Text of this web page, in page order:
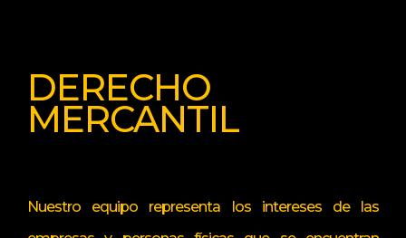
DERECHO
MERCANTIL
Nuestro equipo representa los intereses de las